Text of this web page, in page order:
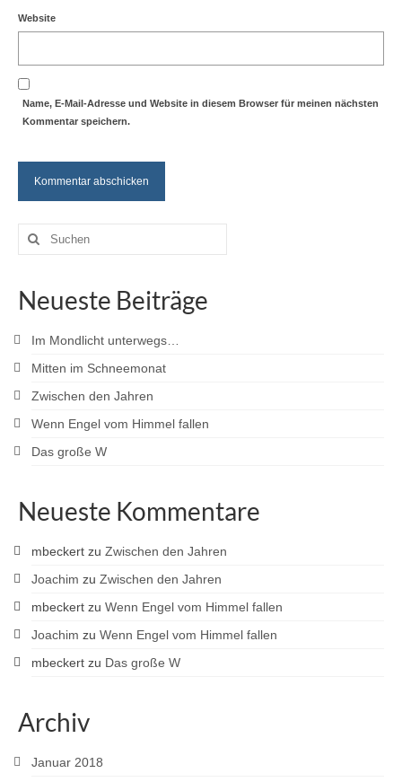
Website
Name, E-Mail-Adresse und Website in diesem Browser für meinen nächsten
Kommentar speichern.
Suche
nach:
Neueste Beiträge
Im Mondlicht unterwegs…
Mitten im Schneemonat
Zwischen den Jahren
Wenn Engel vom Himmel fallen
Das große W
Neueste Kommentare
mbeckert zu Zwischen den Jahren
Joachim zu Zwischen den Jahren
mbeckert zu Wenn Engel vom Himmel fallen
Joachim zu Wenn Engel vom Himmel fallen
mbeckert zu Das große W
Archiv
Januar 2018